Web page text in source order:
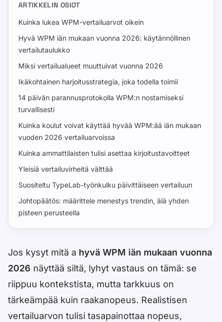
ARTIKKELIN OSIOT
Kuinka lukea WPM-vertailuarvot oikein
Hyvä WPM iän mukaan vuonna 2026: käytännöllinen
vertailutaulukko
Miksi vertailualueet muuttuivat vuonna 2026
Ikäkohtainen harjoitusstrategia, joka todella toimii
14 päivän parannusprotokolla WPM:n nostamiseksi
turvallisesti
Kuinka koulut voivat käyttää hyvää WPM:ää iän mukaan
vuoden 2026 vertailuarvoissa
Kuinka ammattilaisten tulisi asettaa kirjoitustavoitteet
Yleisiä vertailuvirheitä välttää
Suositeltu TypeLab-työnkulku päivittäiseen vertailuun
Johtopäätös: määrittele menestys trendin, älä yhden
pisteen perusteella
Jos kysyt mitä a hyvä WPM iän mukaan vuonna
2026 näyttää siltä, ​​lyhyt vastaus on tämä: se
riippuu kontekstista, mutta tarkkuus on
tärkeämpää kuin raakanopeus. Realistisen
vertailuarvon tulisi tasapainottaa nopeus,